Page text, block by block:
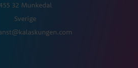
32 Munkedal
Sverige